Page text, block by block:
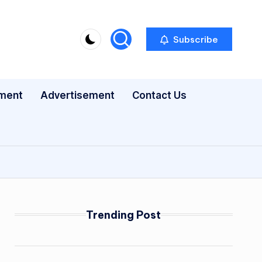
Subscribe
Advertisement Contact Us
Trending Post